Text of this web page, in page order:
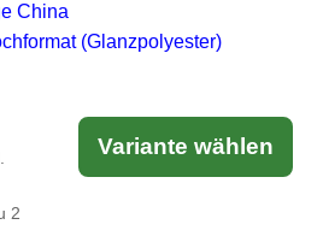
China
(Glanzpolyester)
2
Variante wählen